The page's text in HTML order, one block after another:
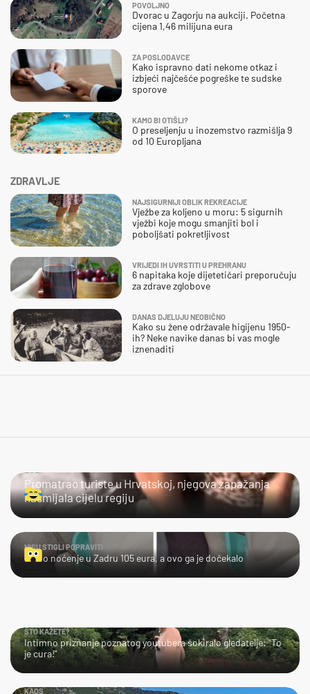
ZDRAVLJE
NAJSIGURNIJI OBLIK REKREACIJE
Vježbe za koljeno u moru: 5 sigurnih
vježbi koje mogu smanjiti bol i
poboljšati pokretljivost
VRIJEDI IH UVRSTITI U PREHRANU
6 napitaka koje dijetetičari preporučuju
za zdrave zglobove
DANAS DJELUJU NEOBIČNO
Kako su žene održavale higijenu 1950-
ih? Neke navike danas bi vas mogle
iznenaditi
POVOLJNO
Dvorac u Zagorju na aukciji. Početna
cijena 1,46 milijuna eura
ZA POSLODAVCE
Kako ispravno dati nekome otkaz i
izbjeći najčešće pogreške te sudske
sporove
KAMO BI OTIŠLI?
O preseljenju u inozemstvo razmišlja 9
od 10 Europljana
LOL
Promatrao turiste u Hrvatskoj, njegova zapažanja
nasmijala cijelu regiju
NISU STIGLI POPRAVITI
Platio noćenje u Zadru 105 eura, a ovo ga je dočekalo
ŠTO KAŽETE?
Intimno priznanje poznatog youtubera šokiralo gledatelje: "To
je cura!"
KAOS